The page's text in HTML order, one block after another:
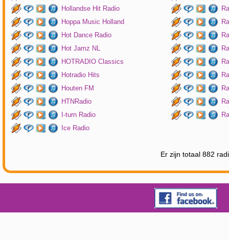
Hollandse Hit Radio
Hoppa Music Holland
Hot Dance Radio
Hot Jamz NL
HOTRADIO Classics
Hotradio Hits
Houten FM
HTNRadio
I-turn Radio
Ice Radio
Er zijn totaal 882